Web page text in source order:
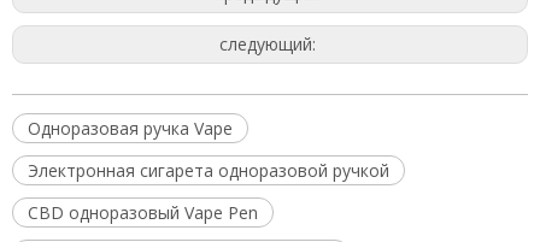
следующий:
Одноразовая ручка Vape
Электронная сигарета одноразовой ручкой
CBD одноразовый Vape Pen